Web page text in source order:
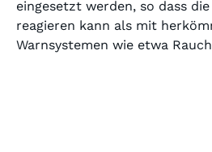
eingesetzt werden, so dass
reagieren kann als mit
Warnsystemen wie etwa